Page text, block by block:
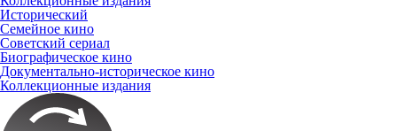
Исторический
Семейное кино
Советский сериал
Биографическое кино
Документально-историческое кино
Коллекционные издания